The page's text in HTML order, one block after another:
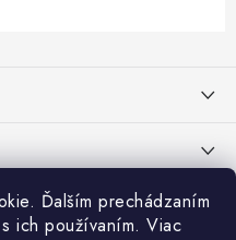
Ďalším prechádzaním
ich používaním. Viac